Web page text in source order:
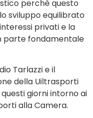
perchè questo
sviluppo equilibrato
privati e la
parte fondamentale
Tarlazzi e il
della Uiltrasporti
giorni intorno ai
alla Camera.